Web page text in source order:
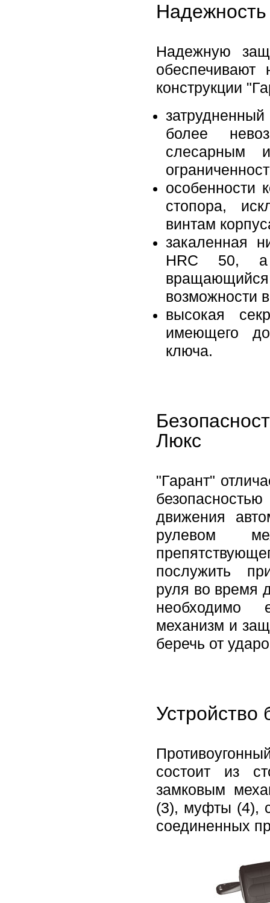
Надежную
обеспечивают
конструкции
более
слесарным
особенности
стопора,
винтам
закаленная
HRC 50, а
возможности
высокая
имеющего
ключа.
Люкс
"Гарант"
движения
рулевом
послужить
руля во время
необходимо
механизм и
беречь от
Устройство
состоит из
замковым
(3), муфты (4),
соединенных